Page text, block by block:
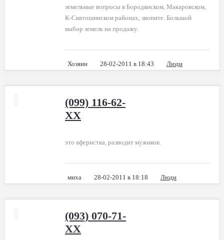
земельные вопросы в Бородянском, Макаровском,
К-Святошинском районах, звоните. Большой
выбор земель на продажу.
Хозяин 28-02-2011 в 18:43 Люди
(099) 116-62-
XX
это аферистка, разводит мужиков.
миха 28-02-2011 в 18:18 Люди
(093) 070-71-
XX